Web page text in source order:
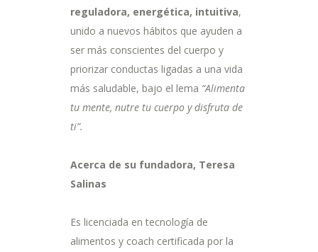
reguladora, energética, intuitiva,
unido a nuevos hábitos que ayuden a
ser más conscientes del cuerpo y
priorizar conductas ligadas a una vida
más saludable, bajo el lema “Alimenta
tu mente, nutre tu cuerpo y disfruta de
ti”.
Acerca de su fundadora, Teresa
Salinas
Es licenciada en tecnología de
alimentos y coach certificada por la